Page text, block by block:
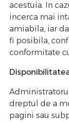
acestuia. In
incerca mai
amiabila, iar
fi posibila,
conformitate
Administratorul
dreptul de a
pagini sau